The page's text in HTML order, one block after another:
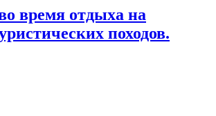
время отдыха на
походов.